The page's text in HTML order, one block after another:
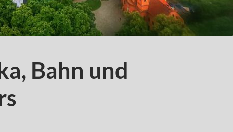
Bahn und